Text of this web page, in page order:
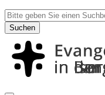
Suchen